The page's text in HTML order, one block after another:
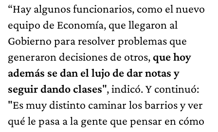
“Hay algunos funcionarios, como el nuevo
equipo de Economía, que llegaron al
Gobierno para resolver problemas que
generaron decisiones de otros, que hoy
además se dan el lujo de dar notas y
seguir dando clases", indicó. Y continuó:
"Es muy distinto caminar los barrios y ver
qué le pasa a la gente que pensar en cómo